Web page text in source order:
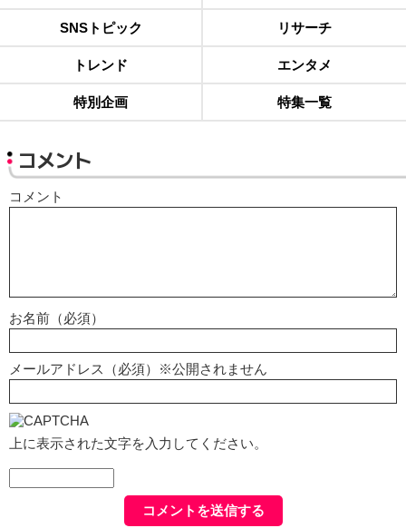
SNSトピック リサーチ
トレンド エンタメ
特別企画 特集一覧
コメント
コメント
お名前（必須）
メールアドレス（必須）※公開されません
上に表示された文字を入力してください。